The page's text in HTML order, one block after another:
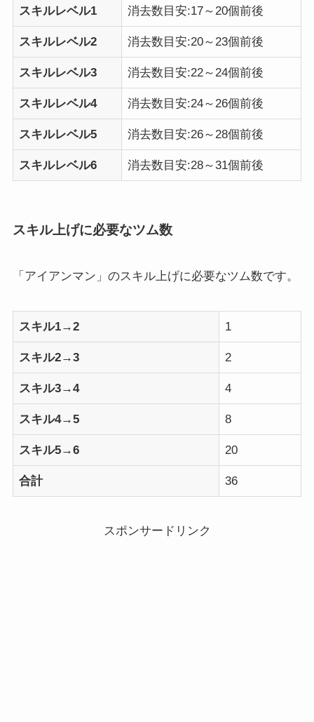
スキルレベル1 消去数目安:17～20個前後
スキルレベル2 消去数目安:20～23個前後
スキルレベル3 消去数目安:22～24個前後
スキルレベル4 消去数目安:24～26個前後
スキルレベル5 消去数目安:26～28個前後
スキルレベル6 消去数目安:28～31個前後
スキル上げに必要なツム数
「アイアンマン」のスキル上げに必要なツム数です。
スキル1→2 1
スキル2→3 2
スキル3→4 4
スキル4→5 8
スキル5→6 20
合計 36
スポンサードリンク